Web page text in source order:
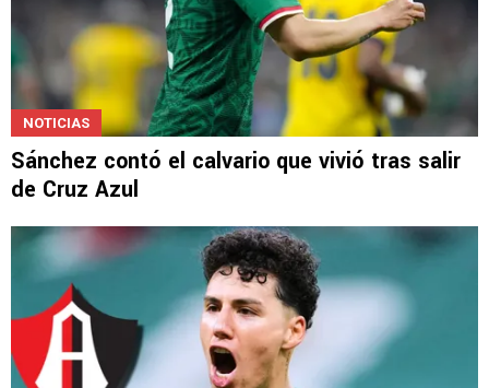
NOTICIAS
Sánchez contó el calvario que vivió tras salir
de Cruz Azul